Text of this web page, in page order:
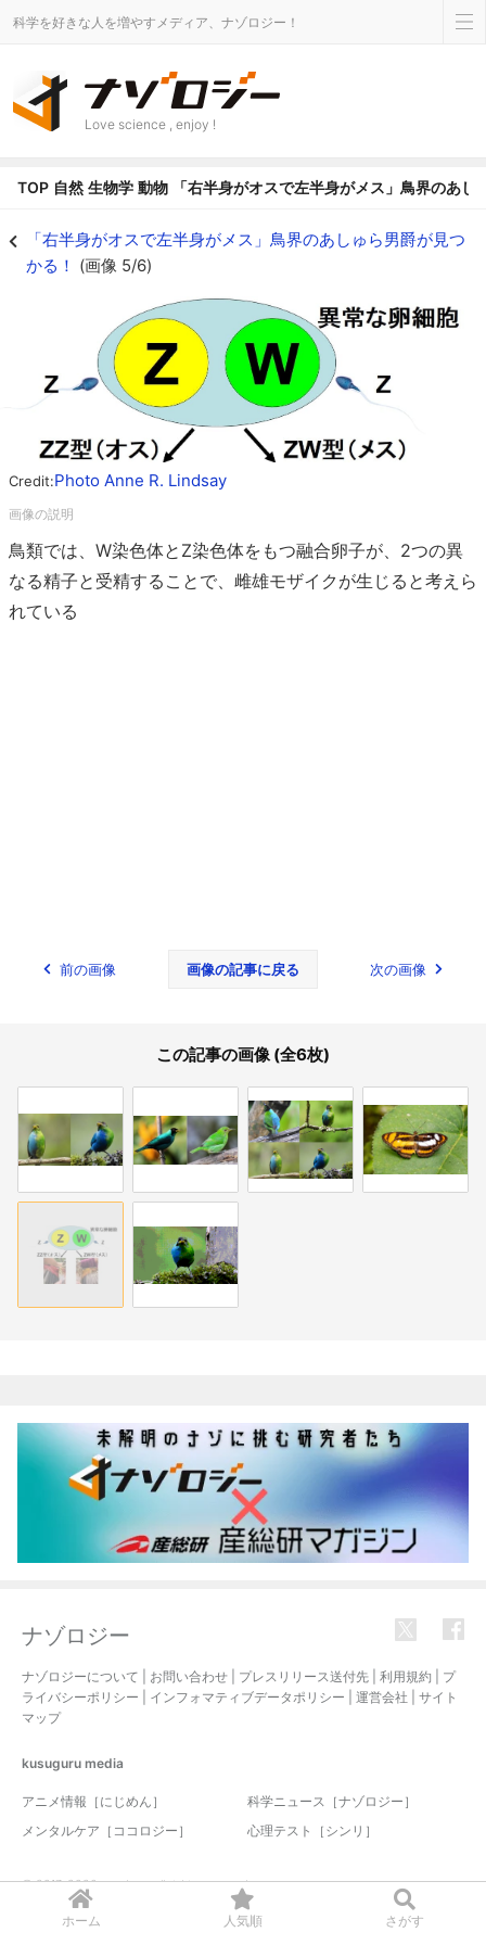
ホーム 人気順 さがす
科学を好きな人を増やすメディア、ナゾロジー！
Love science , enjoy !
TOP 自然 生物学 動物 「右半身がオスで左半身がメス」鳥界のあし
「右半身がオスで左半身がメス」鳥界のあしゅら男爵が見つ
かる！ (画像 5/6)
Credit:Photo Anne R. Lindsay
鳥類では、W染色体とZ染色体をもつ融合卵子が、2つの異
なる精子と受精することで、雌雄モザイクが生じると考えら
れている
前の画像 画像の記事に戻る 次の画像
この記事の画像 (全6枚)
ナゾロジー
ナゾロジーについて お問い合わせ プレスリリース送付先 利用規約
プ
ライバシーポリシー
インフォマティブデータポリシー 運営会社
サイト
マップ
kusuguru media
アニメ情報［にじめん］
科学ニュース［ナゾロジー］
メンタルケア［ココロジー］
心理テスト［シンリ］
© 2017-2026 nazology. all rights reserved.